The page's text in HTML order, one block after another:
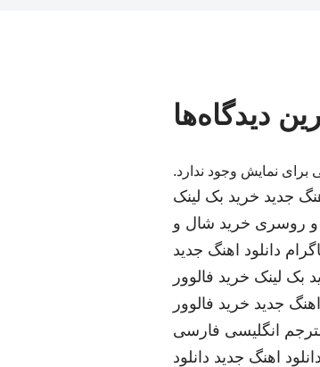
دیدگاه‌ها
برای نمایش وجود ندارد.
جدید خرید بک لینک
و روسری خرید شال و
دانلود اهنگ جدید
بک لینک خرید فالوور
اهنگ جدید خرید فالوور
انگلیسی فارسی
دانلود اهنگ جدید دانلود